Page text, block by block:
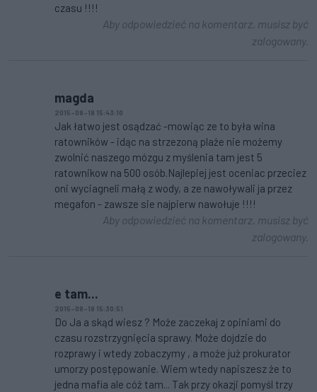
czasu !!!!
Aby odpowiedzieć na komentarz, musisz być
zalogowany.
magda
2015-08-18 15:43:10
Jak łatwo jest osądzać -mowiąc ze to była wina
ratowników - idąc na strzezoną plaże nie możemy
zwolnić naszego mózgu z myślenia tam jest 5
ratownikow na 500 osób.Najlepiej jest oceniac przeciez
oni wyciagneli małą z wody, a ze nawoływali ja przez
megafon - zawsze sie najpierw nawołuje !!!!
Aby odpowiedzieć na komentarz, musisz być
zalogowany.
e tam...
2015-08-18 15:30:51
Do Ja a skąd wiesz ? Może zaczekaj z opiniami do
czasu rozstrzygnięcia sprawy. Może dojdzie do
rozprawy i wtedy zobaczymy , a może już prokurator
umorzy postępowanie. Wiem wtedy napiszesz że to
jedna mafia ale cóż tam... Tak przy okazji pomyśl trzy